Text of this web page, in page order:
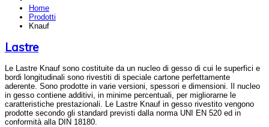
Home
Prodotti
Knauf
Lastre
Le Lastre Knauf sono costituite da un nucleo di gesso di cui le superfici e
bordi longitudinali sono rivestiti di speciale cartone perfettamente
aderente. Sono prodotte in varie versioni, spessori e dimensioni. Il nucleo
in gesso contiene additivi, in minime percentuali, per migliorarne le
caratteristiche prestazionali. Le Lastre Knauf in gesso rivestito vengono
prodotte secondo gli standard previsti dalla norma UNI EN 520 ed in
conformità alla DIN 18180.